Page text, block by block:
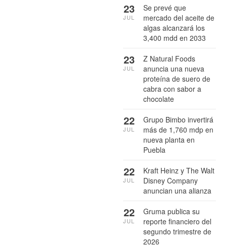
Se prevé que
mercado del aceite de
algas alcanzará los
3,400 mdd en 2033
23
JUL
Z Natural Foods
anuncia una nueva
proteína de suero de
cabra con sabor a
chocolate
23
JUL
Grupo Bimbo invertirá
más de 1,760 mdp en
nueva planta en
Puebla
22
JUL
Kraft Heinz y The Walt
Disney Company
anuncian una alianza
22
JUL
Gruma publica su
reporte financiero del
segundo trimestre de
2026
22
JUL